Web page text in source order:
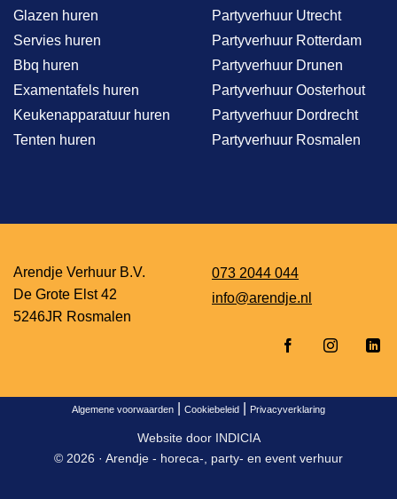
Glazen huren
Servies huren
Bbq huren
Examentafels huren
Keukenapparatuur huren
Tenten huren
Partyverhuur Utrecht
Partyverhuur Rotterdam
Partyverhuur Drunen
Partyverhuur Oosterhout
Partyverhuur Dordrecht
Partyverhuur Rosmalen
Arendje Verhuur B.V.
De Grote Elst 42
5246JR Rosmalen
073 2044 044
info@arendje.nl
Algemene voorwaarden Cookiebeleid Privacyverklaring
Website door INDICIA
© 2026 · Arendje - horeca-, party- en event verhuur